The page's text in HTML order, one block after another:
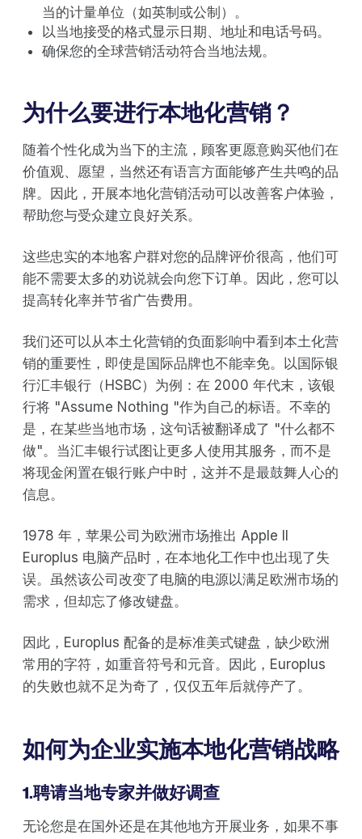
当的计量单位（如英制或公制）。
以当地接受的格式显示日期、地址和电话号码。
确保您的全球营销活动符合当地法规。
为什么要进行本地化营销？
随着个性化成为当下的主流，顾客更愿意购买他们在
价值观、愿望，当然还有语言方面能够产生共鸣的品
牌。因此，开展本地化营销活动可以改善客户体验，
帮助您与受众建立良好关系。
这些忠实的本地客户群对您的品牌评价很高，他们可
能不需要太多的劝说就会向您下订单。因此，您可以
提高转化率并节省广告费用。
我们还可以从本土化营销的负面影响中看到本土化营
销的重要性，即使是国际品牌也不能幸免。以国际银
行汇丰银行（HSBC）为例：在 2000 年代末，该银
行将 "Assume Nothing "作为自己的标语。不幸的
是，在某些当地市场，这句话被翻译成了 "什么都不
做"。当汇丰银行试图让更多人使用其服务，而不是
将现金闲置在银行账户中时，这并不是最鼓舞人心的
信息。
1978 年，苹果公司为欧洲市场推出 Apple II
Europlus 电脑产品时，在本地化工作中也出现了失
误。虽然该公司改变了电脑的电源以满足欧洲市场的
需求，但却忘了修改键盘。
因此，Europlus 配备的是标准美式键盘，缺少欧洲
常用的字符，如重音符号和元音。因此，Europlus
的失败也就不足为奇了，仅仅五年后就停产了。
如何为企业实施本地化营销战略
1.聘请当地专家并做好调查
无论您是在国外还是在其他地方开展业务，如果不事